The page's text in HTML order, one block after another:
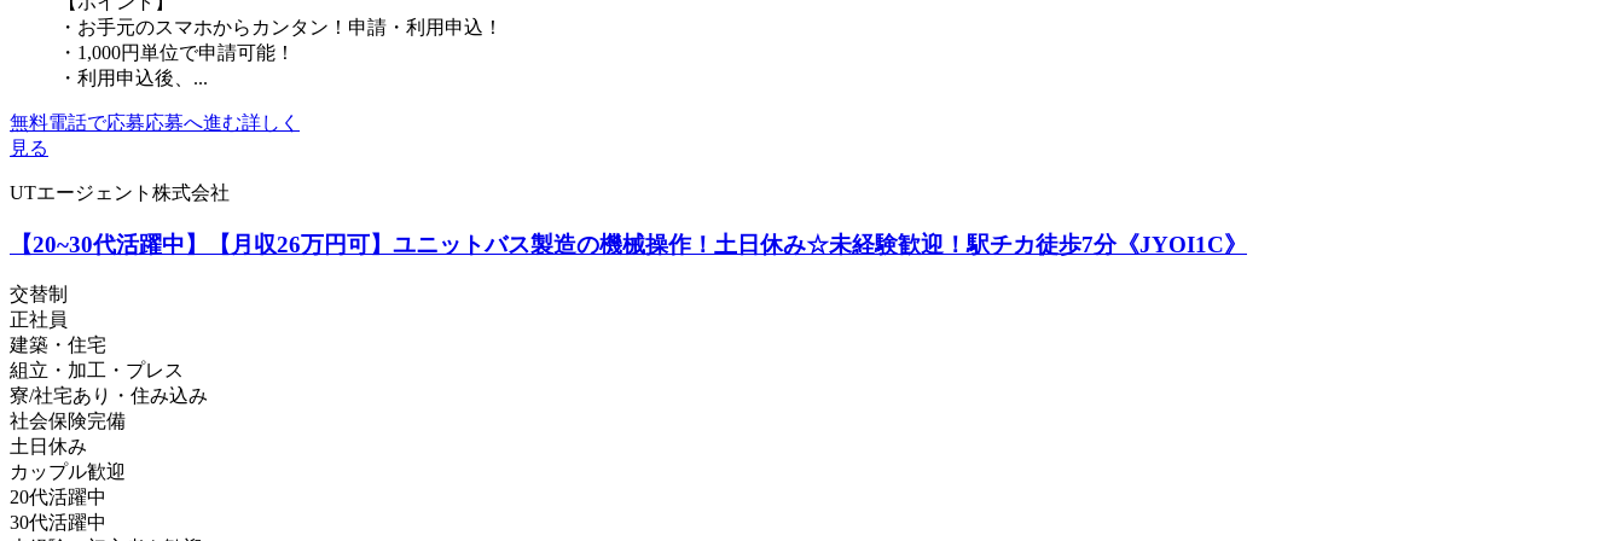
・お手元のスマホからカンタン！申請・利用申込！
・1,000円単位で申請可能！
・利用申込後、...
無料電話で応募応募へ進む詳しく
見る
UTエージェント株式会社
【20~30代活躍中】【月収26万円可】ユニットバス製造の機械操作！土日休み☆未経験歓迎！駅チカ徒歩7分《JYOI1C》
交替制
正社員
建築・住宅
組立・加工・プレス
寮/社宅あり・住み込み
社会保険完備
土日休み
カップル歓迎
20代活躍中
30代活躍中